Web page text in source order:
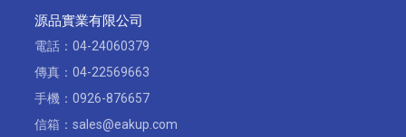
源品實業有限公司
電話： 04-24060379
傳真：04-22569663
手機： 0926-876657
信箱： sales@eakup.com